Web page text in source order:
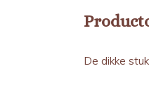
De dikke